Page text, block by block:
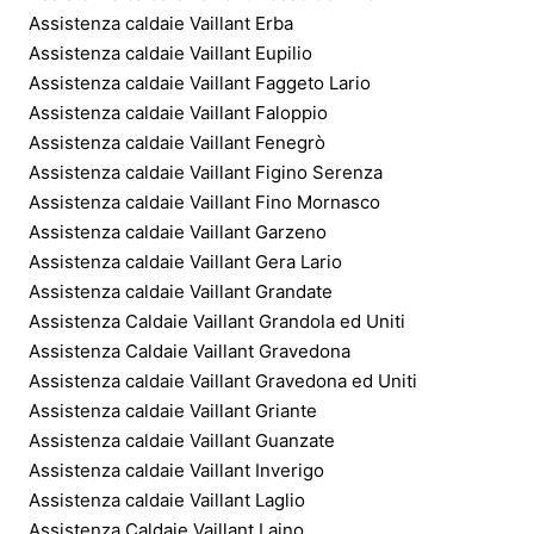
Assistenza caldaie Vaillant Erba
Assistenza caldaie Vaillant Eupilio
Assistenza caldaie Vaillant Faggeto Lario
Assistenza caldaie Vaillant Faloppio
Assistenza caldaie Vaillant Fenegrò
Assistenza caldaie Vaillant Figino Serenza
Assistenza caldaie Vaillant Fino Mornasco
Assistenza caldaie Vaillant Garzeno
Assistenza caldaie Vaillant Gera Lario
Assistenza caldaie Vaillant Grandate
Assistenza Caldaie Vaillant Grandola ed Uniti
Assistenza Caldaie Vaillant Gravedona
Assistenza caldaie Vaillant Gravedona ed Uniti
Assistenza caldaie Vaillant Griante
Assistenza caldaie Vaillant Guanzate
Assistenza caldaie Vaillant Inverigo
Assistenza caldaie Vaillant Laglio